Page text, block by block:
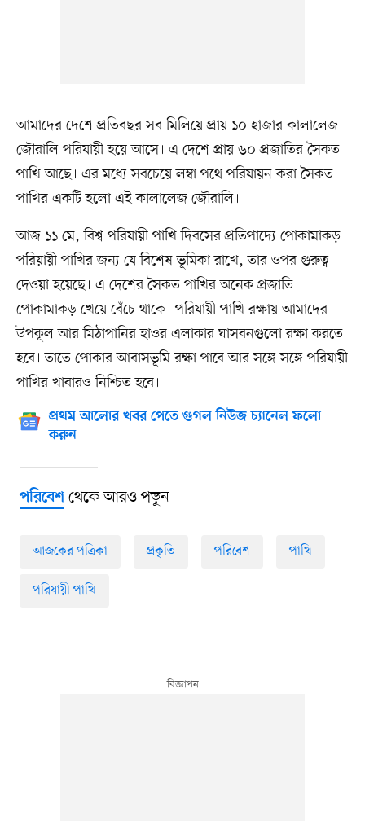
আমাদের দেশে প্রতিবছর সব মিলিয়ে প্রায় ১০ হাজার কালালেজ
জৌরালি পরিযায়ী হয়ে আসে। এ দেশে প্রায় ৬০ প্রজাতির সৈকত
পাখি আছে। এর মধ্যে সবচেয়ে লম্বা পথে পরিযায়ন করা সৈকত
পাখির একটি হলো এই কালালেজ জৌরালি।
আজ ১১ মে, বিশ্ব পরিযায়ী পাখি দিবসের প্রতিপাদ্যে পোকামাকড়
পরিয়ায়ী পাখির জন্য যে বিশেষ ভূমিকা রাখে, তার ওপর গুরুত্ব
দেওয়া হয়েছে। এ দেশের সৈকত পাখির অনেক প্রজাতি
পোকামাকড় খেয়ে বেঁচে থাকে। পরিযায়ী পাখি রক্ষায় আমাদের
উপকূল আর মিঠাপানির হাওর এলাকার ঘাসবনগুলো রক্ষা করতে
হবে। তাতে পোকার আবাসভূমি রক্ষা পাবে আর সঙ্গে সঙ্গে পরিযায়ী
পাখির খাবারও নিশ্চিত হবে।
প্রথম আলোর খবর পেতে গুগল নিউজ চ্যানেল ফলো
করুন
পরিবেশথেকে আরও পড়ুন
আজকের পত্রিকা প্রকৃতি পরিবেশ পাখি
পরিযায়ী পাখি